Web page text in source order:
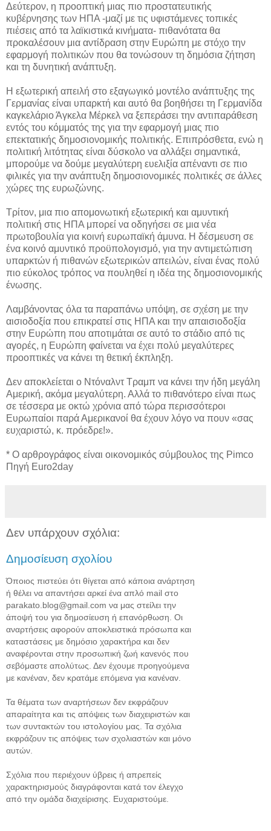
Δεύτερον, η προοπτική μιας πιο προστατευτικής
κυβέρνησης των ΗΠΑ -μαζί με τις υφιστάμενες τοπικές
πιέσεις από τα λαϊκιστικά κινήματα- πιθανότατα θα
προκαλέσουν μια αντίδραση στην Ευρώπη με στόχο την
εφαρμογή πολιτικών που θα τονώσουν τη δημόσια ζήτηση
και τη δυνητική ανάπτυξη.
Η εξωτερική απειλή στο εξαγωγικό μοντέλο ανάπτυξης της
Γερμανίας είναι υπαρκτή και αυτό θα βοηθήσει τη Γερμανίδα
καγκελάριο Άγκελα Μέρκελ να ξεπεράσει την αντιπαράθεση
εντός του κόμματός της για την εφαρμογή μιας πιο
επεκτατικής δημοσιονομικής πολιτικής. Επιπρόσθετα, ενώ η
πολιτική λιτότητας είναι δύσκολο να αλλάξει σημαντικά,
μπορούμε να δούμε μεγαλύτερη ευελιξία απέναντι σε πιο
φιλικές για την ανάπτυξη δημοσιονομικές πολιτικές σε άλλες
χώρες της ευρωζώνης.
Τρίτον, μια πιο απομονωτική εξωτερική και αμυντική
πολιτική στις ΗΠΑ μπορεί να οδηγήσει σε μια νέα
πρωτοβουλία για κοινή ευρωπαϊκή άμυνα. Η δέσμευση σε
ένα κοινό αμυντικό προϋπολογισμό, για την αντιμετώπιση
υπαρκτών ή πιθανών εξωτερικών απειλών, είναι ένας πολύ
πιο εύκολος τρόπος να πουληθεί η ιδέα της δημοσιονομικής
ένωσης.
Λαμβάνοντας όλα τα παραπάνω υπόψη, σε σχέση με την
αισιοδοξία που επικρατεί στις ΗΠΑ και την απαισιοδοξία
στην Ευρώπη που αποτιμάται σε αυτό το στάδιο από τις
αγορές, η Ευρώπη φαίνεται να έχει πολύ μεγαλύτερες
προοπτικές να κάνει τη θετική έκπληξη.
Δεν αποκλείεται ο Ντόναλντ Τραμπ να κάνει την ήδη μεγάλη
Αμερική, ακόμα μεγαλύτερη. Αλλά το πιθανότερο είναι πως
σε τέσσερα με οκτώ χρόνια από τώρα περισσότεροι
Ευρωπαίοι παρά Αμερικανοί θα έχουν λόγο να πουν «σας
ευχαριστώ, κ. πρόεδρε!».
* O αρθρογράφος είναι οικονομικός σύμβουλος της Pimco
Πηγή Euro2day
Δεν υπάρχουν σχόλια:
Δημοσίευση σχολίου
Όποιος πιστεύει ότι θίγεται από κάποια ανάρτηση
ή θέλει να απαντήσει αρκεί ένα απλό mail στο
parakato.blog@gmail.com να μας στείλει την
άποψή του για δημοσίευση ή επανόρθωση. Οι
αναρτήσεις αφορούν αποκλειστικά πρόσωπα και
καταστάσεις με δημόσιο χαρακτήρα και δεν
αναφέρονται στην προσωπική ζωή κανενός που
σεβόμαστε απολύτως. Δεν έχουμε προηγούμενα
με κανέναν, δεν κρατάμε επόμενα για κανέναν.
Τα θέματα των αναρτήσεων δεν εκφράζουν
απαραίτητα και τις απόψεις των διαχειριστών και
των συντακτών του ιστολογίου μας. Τα σχόλια
εκφράζουν τις απόψεις των σχολιαστών και μόνο
αυτών.
Σχόλια που περιέχουν ύβρεις ή απρεπείς
χαρακτηρισμούς διαγράφονται κατά τον έλεγχο
από την ομάδα διαχείρισης. Ευχαριστούμε.